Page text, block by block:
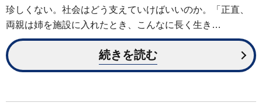
珍しくない。社会はどう支えていけばいいのか。「正直、
両親は姉を施設に入れたとき、こんなに長く生き…
続きを読む